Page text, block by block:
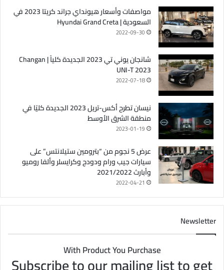
مواصفات وأسعار هيونداي جراند كريتا 2023 في
السعودية | Hyundai Grand Creta
2022-09-30
شانجان يوني تي 2023 الجديدة كلياً | Changan
UNI-T 2023
2022-07-18
نيسان تطرح أكس-تريل 2023 الجديدة كليًا في
منطقة الشرق الأوسط
2023-01-19
عرض 5 نجوم من “بترومين ستيلانتس” على
سيارات جيب ورام ودودج وكرايسلر وألفا روميو
وأبارث 2021/2022
2022-04-21
Newsletter
With Product You Purchase